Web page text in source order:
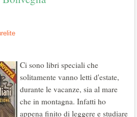
Ci sono libri speciali che
solitamente vanno letti d'estate,
durante le vacanze, sia al mare
che in montagna. Infatti ho
appena finito di leggere e studiare